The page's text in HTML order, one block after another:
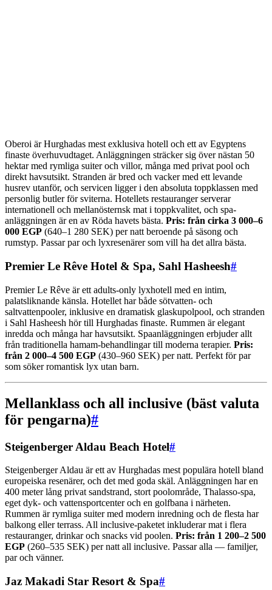
Oberoi är Hurghadas mest exklusiva hotell och ett av Egyptens
finaste överhuvudtaget. Anläggningen sträcker sig över nästan 50
hektar med rymliga suiter och villor, många med privat pool och
direkt havsutsikt. Stranden är bred och vacker med ett levande
husrev utanför, och servicen ligger i den absoluta toppklassen med
personlig butler för sviterna. Hotellets restauranger serverar
internationell och mellanösternsk mat i toppkvalitet, och spa-
anläggningen är en av Röda havets bästa. Pris: från cirka 3 000–6
000 EGP (640–1 280 SEK) per natt beroende på säsong och
rumstyp. Passar par och lyxresenärer som vill ha det allra bästa.
Premier Le Rêve Hotel & Spa, Sahl Hasheesh#
Premier Le Rêve är ett adults-only lyxhotell med en intim,
palatsliknande känsla. Hotellet har både sötvatten- och
saltvattenpooler, inklusive en dramatisk glaskupolpool, och stranden
i Sahl Hasheesh hör till Hurghadas finaste. Rummen är elegant
inredda och många har havsutsikt. Spaanläggningen erbjuder allt
från traditionella hamam-behandlingar till moderna terapier. Pris:
från 2 000–4 500 EGP (430–960 SEK) per natt. Perfekt för par
som söker romantisk lyx utan barn.
Mellanklass och all inclusive (bäst valuta
för pengarna)#
Steigenberger Aldau Beach Hotel#
Steigenberger Aldau är ett av Hurghadas mest populära hotell bland
europeiska resenärer, och det med goda skäl. Anläggningen har en
400 meter lång privat sandstrand, stort poolområde, Thalasso-spa,
eget dyk- och vattensportcenter och en golfbana i närheten.
Rummen är rymliga suiter med modern inredning och de flesta har
balkong eller terrass. All inclusive-paketet inkluderar mat i flera
restauranger, drinkar och snacks vid poolen. Pris: från 1 200–2 500
EGP (260–535 SEK) per natt all inclusive. Passar alla — familjer,
par och vänner.
Jaz Makadi Star Resort & Spa#